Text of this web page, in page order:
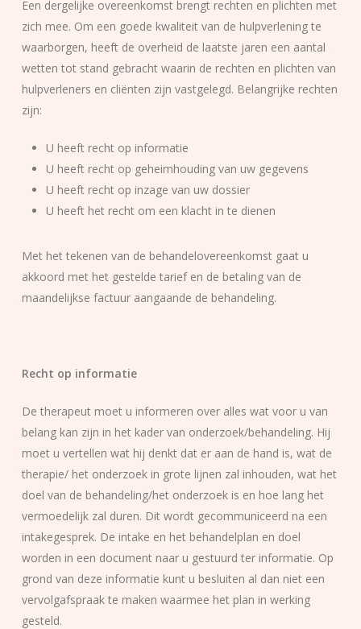
Een dergelijke overeenkomst brengt rechten en plichten met
zich mee. Om een goede kwaliteit van de hulpverlening te
waarborgen, heeft de overheid de laatste jaren een aantal
wetten tot stand gebracht waarin de rechten en plichten van
hulpverleners en cliënten zijn vastgelegd. Belangrijke rechten
zijn:
U heeft recht op informatie
U heeft recht op geheimhouding van uw gegevens
U heeft recht op inzage van uw dossier
U heeft het recht om een klacht in te dienen
Met het tekenen van de behandelovereenkomst gaat u
akkoord met het gestelde tarief en de betaling van de
maandelijkse factuur aangaande de behandeling.
Recht op informatie
De therapeut moet u informeren over alles wat voor u van
belang kan zijn in het kader van onderzoek/behandeling. Hij
moet u vertellen wat hij denkt dat er aan de hand is, wat de
therapie/ het onderzoek in grote lijnen zal inhouden, wat het
doel van de behandeling/het onderzoek is en hoe lang het
vermoedelijk zal duren. Dit wordt gecommuniceerd na een
intakegesprek. De intake en het behandelplan en doel
worden in een document naar u gestuurd ter informatie. Op
grond van deze informatie kunt u besluiten al dan niet een
vervolgafspraak te maken waarmee het plan in werking
gesteld.